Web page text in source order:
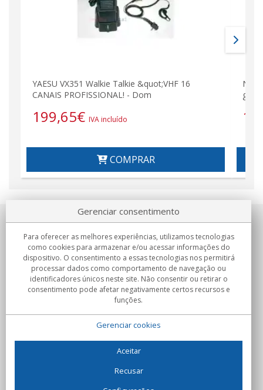
YAESU VX351 Walkie Talkie &quot;VHF 16
CANAIS PROFISSIONAL! - Dom
199,65€ IVA incluído
COMPRAR
Sobre nosotros
Compromissos
Compras
Gerenciar consentimento
Para oferecer as melhores experiências, utilizamos tecnologias
como cookies para armazenar e/ou acessar informações do
dispositivo. O consentimento a essas tecnologias nos permitirá
processar dados como comportamento de navegação ou
identificadores únicos neste site. Não consentir ou retirar o
consentimento pode afetar negativamente certos recursos e
funções.
Gerenciar cookies
Aceitar
Recusar